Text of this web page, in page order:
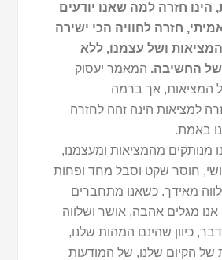
הינו חזרה למה שאנו יודעים
חזרה לחוויה הכי ישירה
ושל עצמנו, ללא
של החשיבה. המאמר יעסוק
המציאות, אך ברמה
למציאות הינה זהה לחזרה
באמת.
מנותקים מהמציאות ומעצמנו,
קושי, חוסר שקט וסבל מחד ופחות
מאידך. כשאנו מתחברים
אנו מגלים אהבה, אושר ושלווה
כיוון שהינם המהות שלנו,
של הקיום שלנו, של המודעות